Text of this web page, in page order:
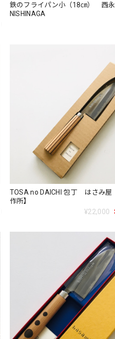
鉄のフライパン小（18㎝） 西
NISHINAGA
TOSA no DAICHI 包丁 はさみ屋
作所】
¥22,000